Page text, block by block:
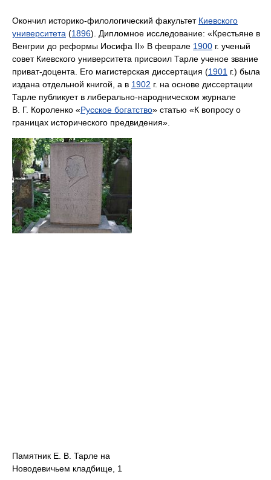
Окончил историко-филологический факультет Киевского
университета (1896). Дипломное исследование: «Крестьяне в
Венгрии до реформы Иосифа II» В феврале 1900 г. ученый
совет Киевского университета присвоил Тарле ученое звание
приват-доцента. Его магистерская диссертация (1901 г.) была
издана отдельной книгой, а в 1902 г. на основе диссертации
Тарле публикует в либерально-народническом журнале
В. Г. Короленко «Русское богатство» статью «К вопросу о
границах исторического предвидения».
Памятник Е. В. Тарле на
Новодевичьем кладбище, 1